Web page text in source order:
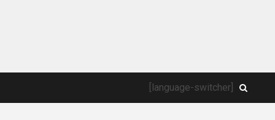
[language-switcher]